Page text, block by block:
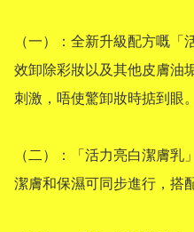
（一）：全新升級配方嘅
效卸除彩妝以及其他皮膚油
刺激，唔使驚卸妝時掂到眼。
（二）：「活力亮白潔膚乳
潔膚和保濕可同步進行，搭